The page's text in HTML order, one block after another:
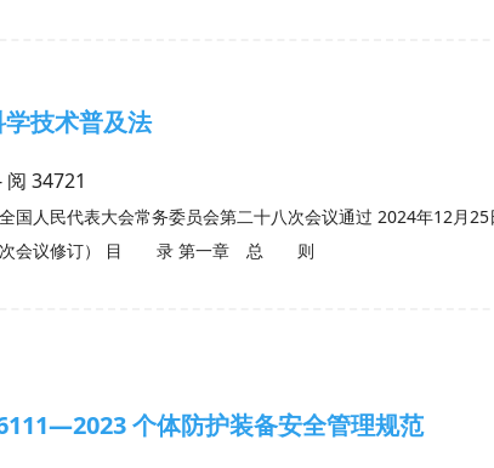
技术普及法
阅 34721
国人民代表大会常务委员会第二十八次会议通过 2024年12月
三次会议修订） 目 录 第一章 总 则
个体防护装备安全管理规范